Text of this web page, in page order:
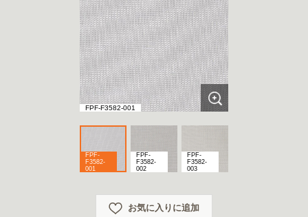
FPF-F3582-001
FPF-
F3582-
001
FPF-
F3582-
002
FPF-
F3582-
003
お気に入りに追加